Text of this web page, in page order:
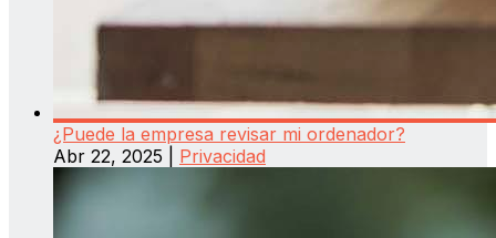
¿Puede la empresa revisar mi ordenador?
Abr 22, 2025
Privacidad